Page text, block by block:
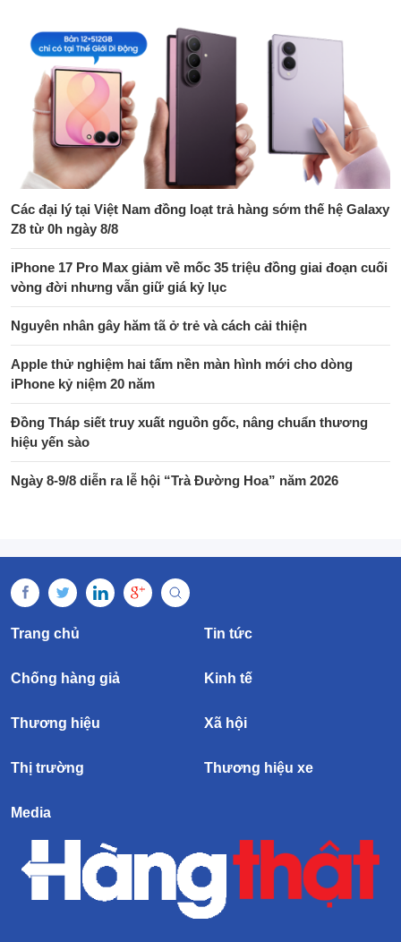
Các đại lý tại Việt Nam đồng loạt trả hàng sớm thế hệ Galaxy
Z8 từ 0h ngày 8/8
iPhone 17 Pro Max giảm về mốc 35 triệu đồng giai đoạn cuối
vòng đời nhưng vẫn giữ giá kỷ lục
Nguyên nhân gây hăm tã ở trẻ và cách cải thiện
Apple thử nghiệm hai tấm nền màn hình mới cho dòng
iPhone kỷ niệm 20 năm
Đồng Tháp siết truy xuất nguồn gốc, nâng chuẩn thương
hiệu yến sào
Ngày 8-9/8 diễn ra lễ hội “Trà Đường Hoa” năm 2026
Trang chủ Tin tức
Chống hàng giả Kinh tế
Thương hiệu Xã hội
Thị trường Thương hiệu xe
Media